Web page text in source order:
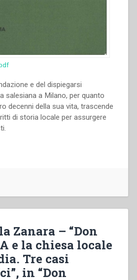
e del dispiegarsi
salesiana a Milano, per quanto
decenni della sua vita, trascende
di storia locale per assurgere
Zanara – “Don
e la chiesa locale
Tre casi
in “Don